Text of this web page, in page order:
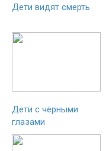
Дети видят смерть
Дети с чёрными
глазами